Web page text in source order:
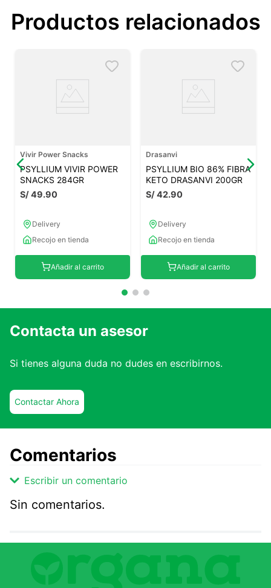
Productos relacionados
Vivir Power Snacks
PSYLLIUM VIVIR POWER
SNACKS 284GR
S/49.90
Delivery
Recojo en tienda
Añadir al carrito
Drasanvi
PSYLLIUM BIO 86% FIBRA
KETO DRASANVI 200GR
S/42.90
Delivery
Recojo en tienda
Añadir al carrito
Contacta un asesor
Si tienes alguna duda no dudes en escribirnos.
Contactar Ahora
Comentarios
Escribir un comentario
Comentario
Sin comentarios.